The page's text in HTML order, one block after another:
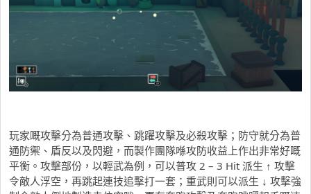
玩家嘅攻擊分為普通攻擊、跳躍攻擊及必殺攻擊；防守就分為普
通防禦、盾反以及閃避，而製作團隊喺攻防收益上作出非常好嘅
平衡。攻擊部份，以輕武為例，可以普攻 2 – 3 Hit 派生 ↑ 攻擊
令敵人浮空，再跳起連技追擊打一套；重武則可以派生 ↓ 攻擊強